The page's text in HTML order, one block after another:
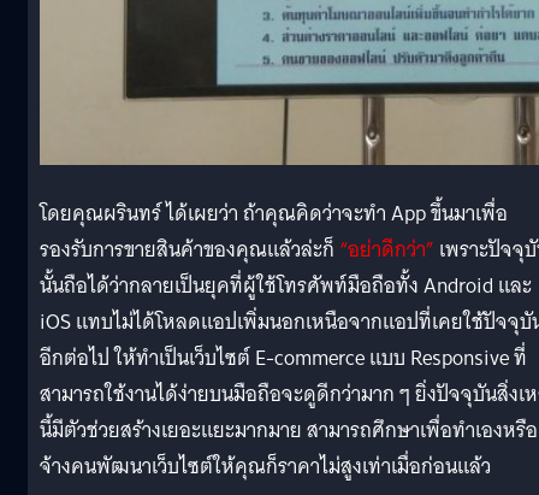
โดยคุณผรินทร์ ได้เผยว่า ถ้าคุณคิดว่าจะทำ App ขึ้นมาเพื่อ
รองรับการขายสินค้าของคุณแล้วล่ะก็ “อย่าดีกว่า” เพราะปัจจุ
นั้นถือได้ว่ากลายเป็นยุคที่ผู้ใช้โทรศัพท์มือถือทั้ง Android และ
iOS แทบไม่ได้โหลดแอปเพิ่มนอกเหนือจากแอปที่เคยใช้ปัจจุบั
อีกต่อไป ให้ทำเป็นเว็บไซต์ E-commerce แบบ Responsive ที่
สามารถใช้งานได้ง่ายบนมือถือจะดูดีกว่ามาก ๆ ยิ่งปัจจุบันสิ่งเ
นี้มีตัวช่วยสร้างเยอะแยะมากมาย สามารถศึกษาเพื่อทำเองหรือ
จ้างคนพัฒนาเว็บไซต์ให้คุณก็ราคาไม่สูงเท่าเมื่อก่อนแล้ว